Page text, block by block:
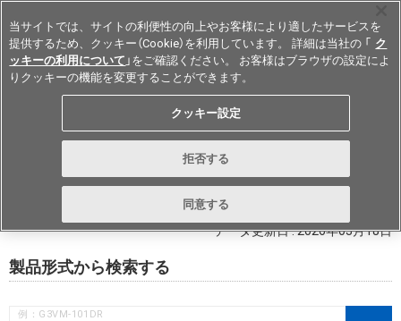
Japan
RoHS対応状況 / 非含有証明書ダウ
ンロード
データ更新日 : 2026年03月18日
製品形式から検索する
例：G3VM-101DR
当サイトでは、サイトの利便性の向上やお客様により適したサービスを
提供するため、クッキー（Cookie）を利用しています。 詳細は当社の 「 ク
ッキーの利用について 」をご確認ください。 お客様はブラウザの設定によ
りクッキーの機能を変更することができます。
クッキー設定
拒否する
同意する